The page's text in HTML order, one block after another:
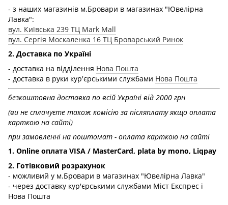
- з наших магазинів м.Бровари в магазинах "Ювелірна
Лавка":
вул. Київська 239 ТЦ Mark Mall
вул. Сергія Москаленка 16 ТЦ Броварський Ринок
2. Доставка по Україні
- доставка на відділення Нова Пошта
- доставка в руки кур'єрськими службами Нова Пошта
безкоштовна доставка по всій Україні від 2000 грн
(ви не сплачуєте також комісію за післяплату якщо оплата
карткою на сайті)
при замовленні на поштомат - оплата карткою на сайті
1. Online оплата VISA / MasterCard, plata by mono, Liqpay
2. Готівковий розрахунок
- можливий у м.Бровари в магазинах "Ювелірна Лавка"
- через доставку кур'єрськими службами Міст Експрес і
Нова Пошта